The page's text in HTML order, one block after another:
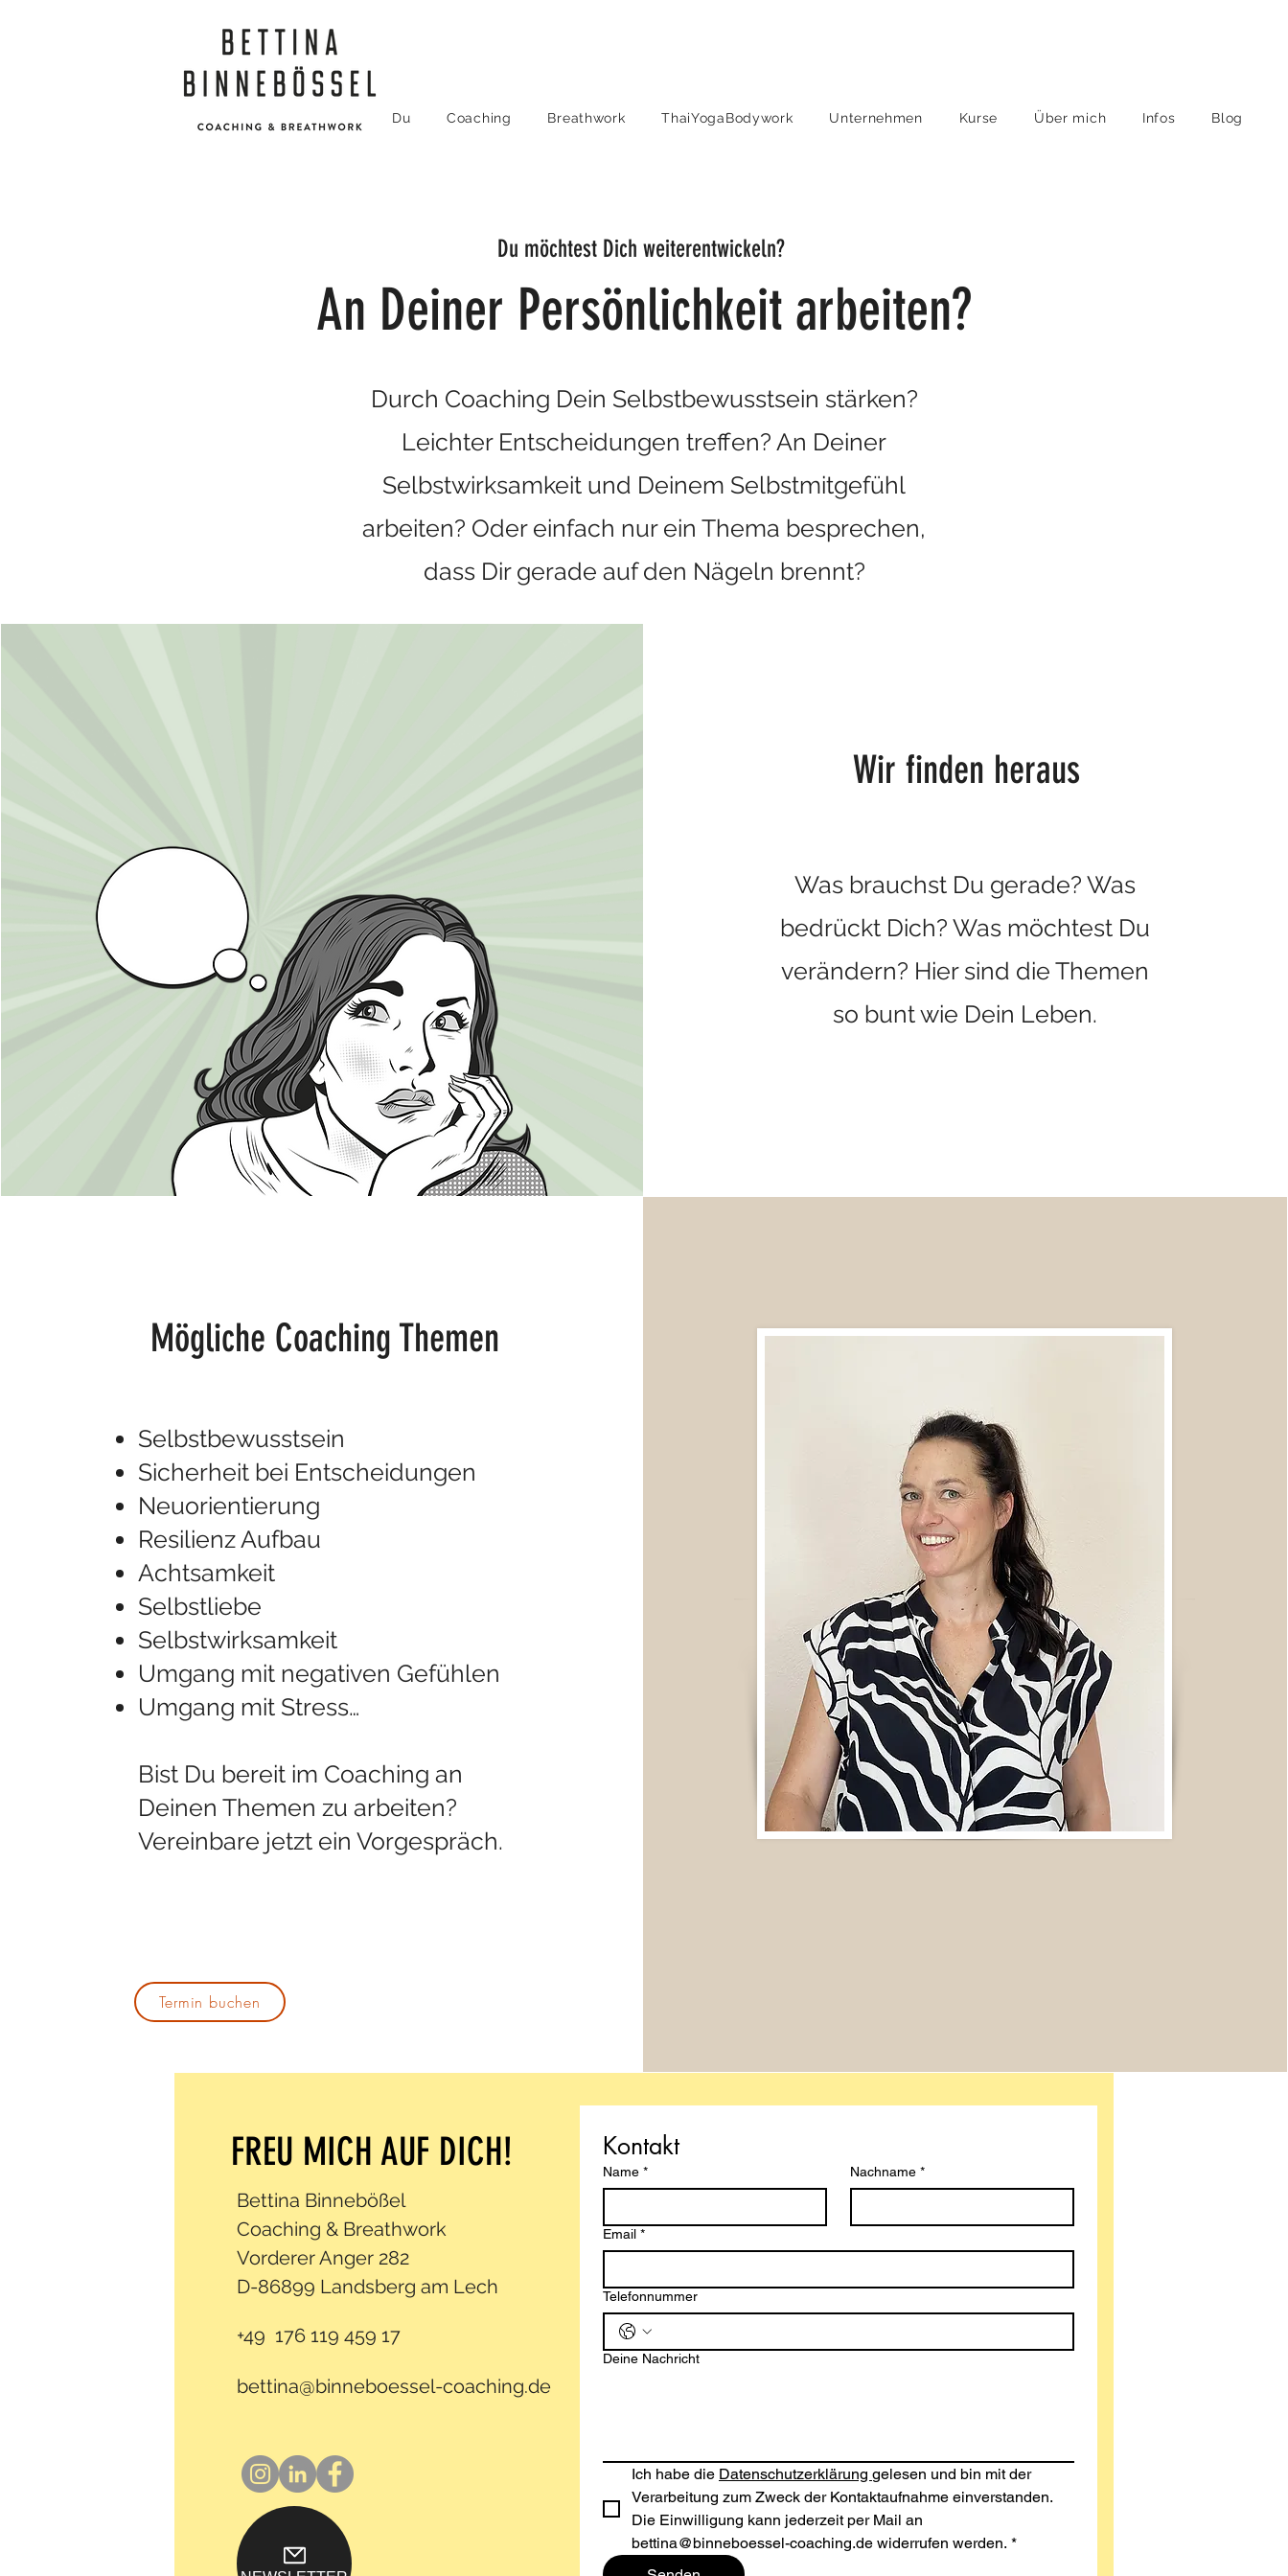
Du Coaching Breathwork ThaiYogaBodywork Unternehmen Kurse Über mich Infos Blog
Du möchtest Dich weiterentwickeln?
An Deiner Persönlichkeit arbeiten?
Durch Coaching Dein Selbstbewusstsein stärken?
Leichter Entscheidungen treffen? An Deiner
Selbstwirksamkeit und Deinem Selbstmitgefühl
arbeiten? Oder einfach nur ein Thema besprechen,
dass Dir gerade auf den Nägeln brennt?
Wir finden heraus
Was brauchst Du gerade? Was
bedrückt Dich? Was möchtest Du
verändern? Hier sind die Themen
so bunt wie Dein Leben.
Mögliche Coaching Themen
Selbstbewusstsein
Sicherheit bei Entscheidungen
Neuorientierung
Resilienz Aufbau
Achtsamkeit
Selbstliebe
Selbstwirksamkeit
Umgang mit negativen Gefühlen
Umgang mit Stress…
Bist Du bereit im Coaching an
Deinen Themen zu arbeiten?
Vereinbare jetzt ein Vorgespräch.
Termin buchen
FREU MICH AUF DICH!
Bettina Binnebößel
Coaching & Breathwork
Vorderer Anger 282
D-86899 Landsberg am Lech
+49 176 119 459 17
bettina@binneboessel-coaching.de
Kontakt
Name * Nachname *
Email *
Telefonnummer
Deine Nachricht
Ich habe die Datenschutzerklärung gelesen und bin mit der
Verarbeitung zum Zweck der Kontaktaufnahme einverstanden.
Die Einwilligung kann jederzeit per Mail an
bettina@binneboessel-coaching.de widerrufen werden. *